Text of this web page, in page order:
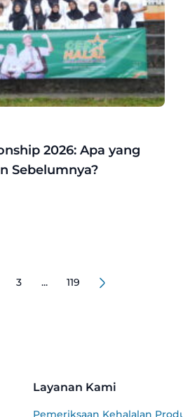
2026: Apa yang
Sebelumnya?
3 ... 119
Layanan Kami
Pemeriksaan Kehalalan